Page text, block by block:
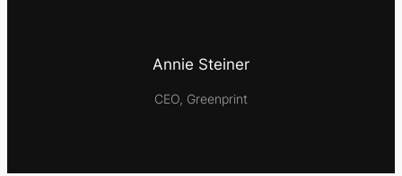
Annie Steiner
CEO, Greenprint